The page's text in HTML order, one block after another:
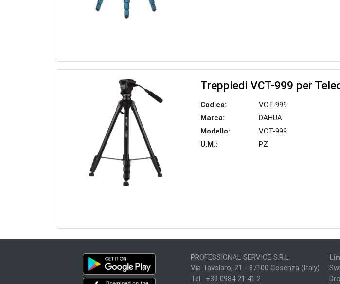
Treppiedi VCT-999 per
Codice:
VCT-999
Marca:
DAHUA
Modello:
VCT-999
U.M.:
PZ
PROFESSIONAL SERVICE S.R.L.
Via Tavolaro, 21 - 87100 Cosenza (Italy)
Tel. +39 0984 21 41 2